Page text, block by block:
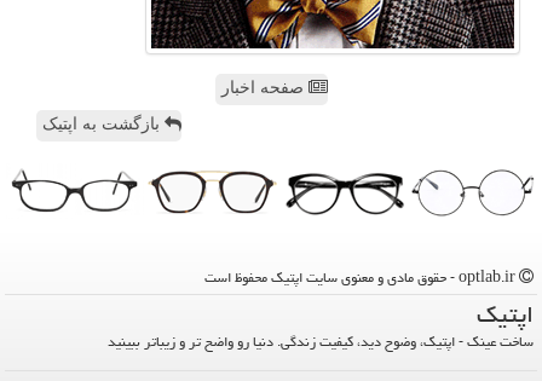
صفحه اخبار
بازگشت به اپتیک
اپتیك
ساخت عینک - اپتیک، وضوح دید، کیفیت زندگی. دنیا رو واضح تر و زیباتر ببینید